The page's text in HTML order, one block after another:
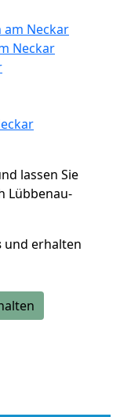
am Neckar
Neckar
lassen Sie
Lübbenau-
und erhalten